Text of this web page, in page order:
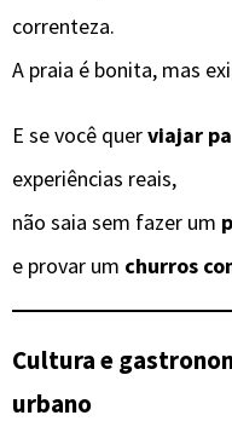
correnteza.
A praia é bonita, mas
E se você querviajar
experiências reais,
não saia sem fazer um
e provar um churros
Cultura e
urbano